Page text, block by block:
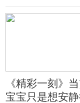
《精彩一刻》
宝宝只是想安